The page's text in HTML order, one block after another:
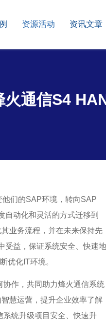
资源活动 资讯文章
火通信S4
们的SAP环境，转向SAP
自动化和灵活的方式迁移到
业务流程，并在未来保持先
受益，保证系统安全、快速地
优化IT环境。
作，共同助力烽火通信系统
慧运营，提升企业效率了解
统升级项目安全、快速升